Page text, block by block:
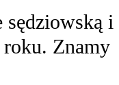
sędziowską i
Znamy